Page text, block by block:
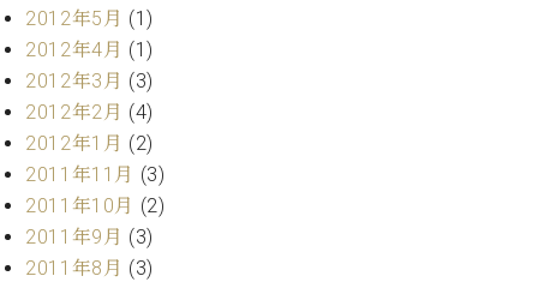
介
調
律
料
金
表
問
い
合
2012年5月 (1)
2012年4月 (1)
2012年3月 (3)
2012年2月 (4)
2012年1月 (2)
2011年11月 (3)
2011年10月 (2)
2011年9月 (3)
2011年8月 (3)